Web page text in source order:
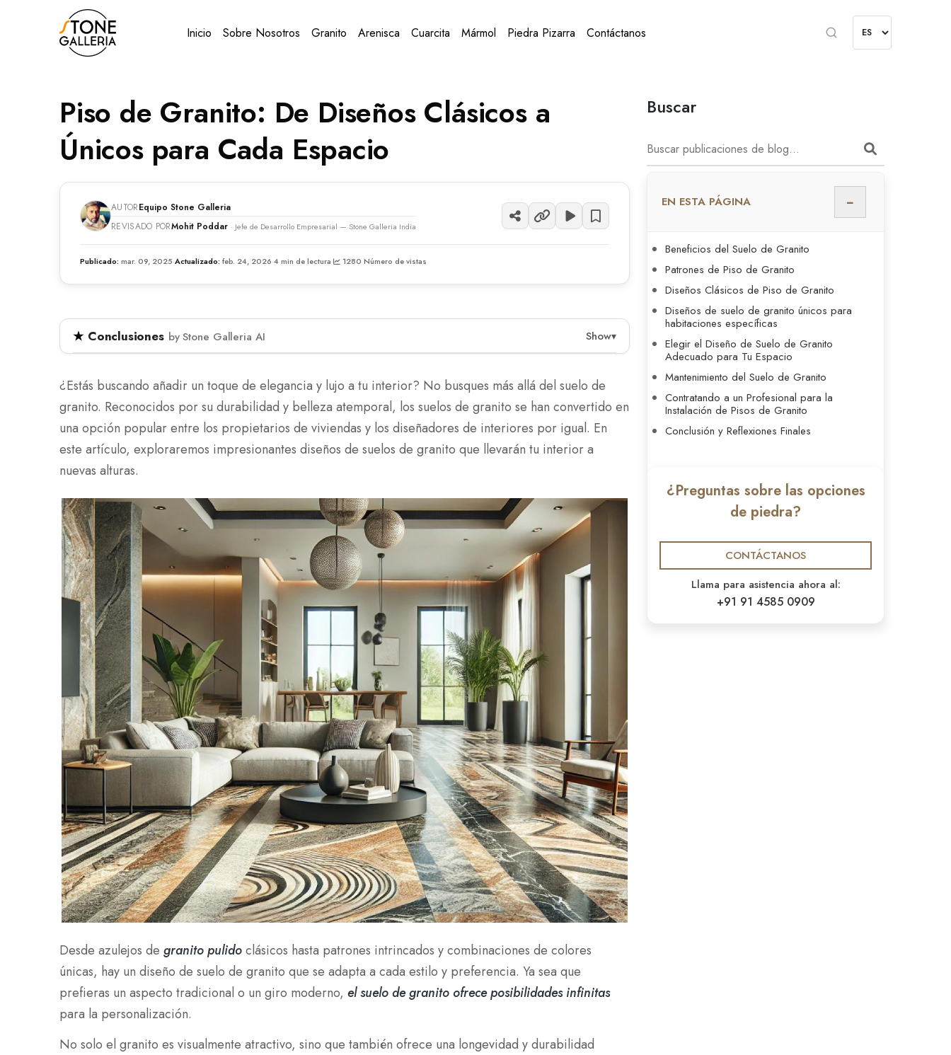
Inicio Sobre Nosotros Granito Arenisca Cuarcita Mármol Piedra Pizarra Contáctanos
Piso de Granito: De Diseños Clásicos a
Únicos para Cada Espacio
AUTOREquipo Stone Galleria
REVISADO PORMohit Poddar · Jefe de Desarrollo Empresarial — Stone Galleria India
Publicado: mar. 09, 2025·Actualizado: feb. 24, 2026·4 min de lectura· 1280 Número de vistas
Conclusiones by Stone Galleria AI Show▾
viviendas, ofreciendo varios diseños para adaptarse a diferentes estilos. Su resistencia a rayones
y manchas los hace ideales para áreas de alto tráfico, mientras que su fácil mantenimiento añade
a su practicidad. El artículo discute varios diseños de pisos de granito, incluyendo estilos clásicos
y modernos, y proporciona consejos para la instalación y el mantenimiento.
Los pisos de granito son conocidos por su durabilidad y belleza atemporal, lo que los convierte en una
Varios diseños, desde clásicos hasta modernos, permiten la personalización para adaptarse al estilo
personal.
Un mantenimiento adecuado asegura longevidad, con recomendaciones simples de limpieza y sellado.
Los pisos de granito combinan atractivo estético con practicidad, lo que los convierte en una
opción valiosa para mejorar los espacios interiores.
¿Estás buscando añadir un toque de elegancia y lujo a tu interior? No busques más allá del suelo de
granito. Reconocidos por su durabilidad y belleza atemporal, los suelos de granito se han convertido en
una opción popular entre los propietarios de viviendas y los diseñadores de interiores por igual. En
este artículo, exploraremos impresionantes diseños de suelos de granito que llevarán tu interior a
nuevas alturas.
Desde azulejos de granito pulidoclásicos hasta patrones intrincados y combinaciones de colores
únicas, hay un diseño de suelo de granito que se adapta a cada estilo y preferencia. Ya sea que
prefieras un aspecto tradicional o un giro moderno, el suelo de granito ofrece posibilidades infinitas
para la personalización.
No solo el granito es visualmente atractivo, sino que también ofrece una longevidad y durabilidad
Buscar
EN ESTA PÁGINA −
Beneficios del Suelo de Granito
Patrones de Piso de Granito
Diseños Clásicos de Piso de Granito
Diseños de suelo de granito únicos para
habitaciones específicas
Elegir el Diseño de Suelo de Granito
Adecuado para Tu Espacio
Mantenimiento del Suelo de Granito
Contratando a un Profesional para la
Instalación de Pisos de Granito
Conclusión y Reflexiones Finales
¿Preguntas sobre las opciones
de piedra?
CONTÁCTANOS
Llama para asistencia ahora al:
+91 91 4585 0909